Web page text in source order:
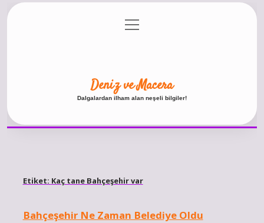
Gizlilik Politikası
menüyü
aç
Deniz ve Macera
Dalgalardan ilham alan neşeli bilgiler!
Etiket: Kaç tane Bahçeşehir var
Bahçeşehir Ne Zaman Belediye Oldu